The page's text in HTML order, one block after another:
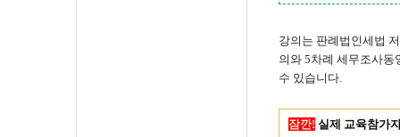
강의는 판례법인세법
의와 5차례 세무조사동
수 있습니다.
잠깐! 실제 교육참가